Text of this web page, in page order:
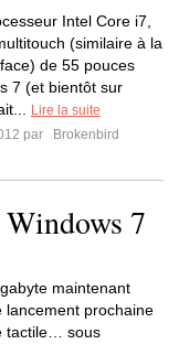
Intel Core i7,
(similaire à la
de 55 pouces
7 (et bientôt sur
Lire la suite
par
Brokenbird
7
maintenant
lancement prochaine
tactile… sous